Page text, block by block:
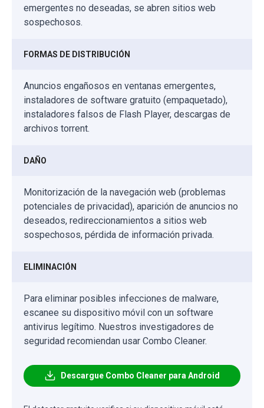
emergentes no deseadas, se abren sitios web
sospechosos.
FORMAS DE DISTRIBUCIÓN
Anuncios engañosos en ventanas emergentes,
instaladores de software gratuito (empaquetado),
instaladores falsos de Flash Player, descargas de
archivos torrent.
DAÑO
Monitorización de la navegación web (problemas
potenciales de privacidad), aparición de anuncios no
deseados, redireccionamientos a sitios web
sospechosos, pérdida de información privada.
ELIMINACIÓN
Para eliminar posibles infecciones de malware,
escanee su dispositivo móvil con un software
antivirus legítimo. Nuestros investigadores de
seguridad recomiendan usar Combo Cleaner.
Descargue Combo Cleaner para Android